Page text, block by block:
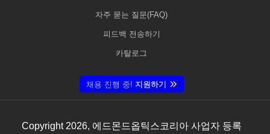
자주 묻는 질문(FAQ)
피드백 전송하기
카탈로그
채용 진행 중! 지원하기
Copyright 2026, 에드몬드옵틱스코리아 사업자 등록